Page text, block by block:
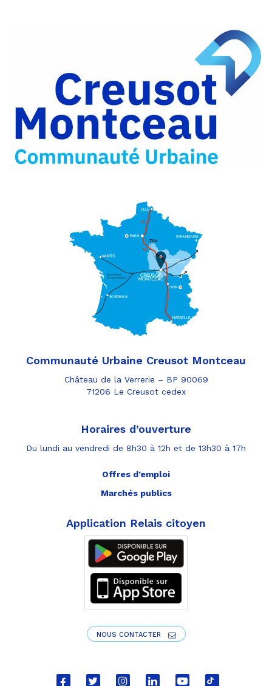
Facebook
Partager
Twitter
Partager
par
e-
mail
Communauté Urbaine Creusot Montceau
Château de la Verrerie – BP 90069
71206 Le Creusot cedex
Horaires d’ouverture
Du lundi au vendredi de 8h30 à 12h et de 13h30 à 17h
Offres d’emploi
Marchés publics
Application Relais citoyen
NOUS CONTACTER